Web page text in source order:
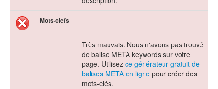
Mots-clefs
Très mauvais. Nous n'avons pas trouvé
de balise META keywords sur votre
page. Utilisez ce générateur gratuit de
balises META en ligne pour créer des
mots-clés.